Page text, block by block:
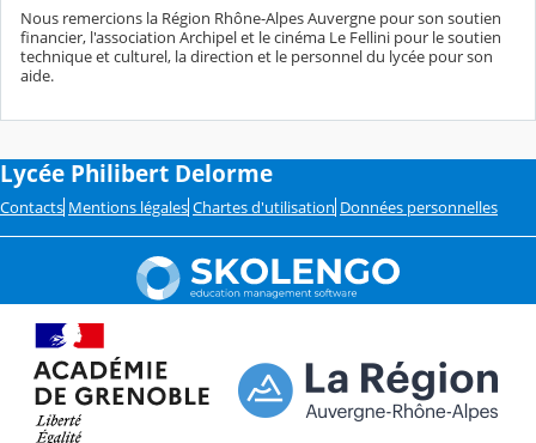
Nous remercions la Région Rhône-Alpes Auvergne pour son soutien
financier, l'association Archipel et le cinéma Le Fellini pour le soutien
technique et culturel, la direction et le personnel du lycée pour son
aide.
Lycée Philibert Delorme
Contacts Mentions légales Chartes d'utilisation Données personnelles